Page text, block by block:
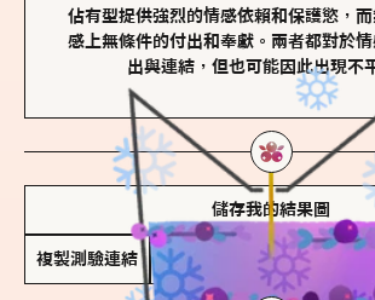
佔有型提供強烈的情感依賴和保護慾，
感上無條件的付出和奉獻。兩者都對於
出與連結，但也可能因此出現不
儲存我的結果圖
複製測驗連結 查看香氛類型全